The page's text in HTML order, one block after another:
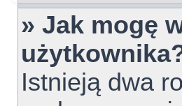
» Jak mogę
Istnieją dwa